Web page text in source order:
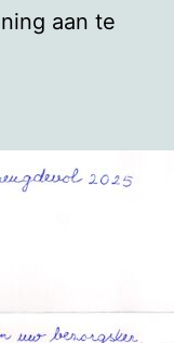
aan te